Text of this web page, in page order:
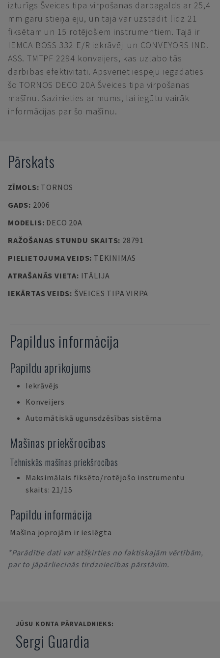
izturīgs Šveices tipa virpošanas darbagalds ar 25,4
mm garu stieņa eju, un tajā var uzstādīt līdz 21
fiksētam un 15 rotējošiem instrumentiem. Tajā ir
IEMCA BOSS 332 E/R iekrāvēji un CONVEYORS IND.
ASS. TMTPF 2294 konveijers, kas uzlabo tās
darbības efektivitāti. Apsveriet iespēju iegādāties
šo TORNOS DECO 20A Šveices tipa virpošanas
mašīnu. Sazinieties ar mums, lai iegūtu vairāk
informācijas par šo mašīnu.
Pārskats
ZĪMOLS: TORNOS
GADS: 2006
MODELIS: DECO 20A
RAŽOŠANAS STUNDU SKAITS: 28791
PIELIETOJUMA VEIDS: TEKINIMAS
ATRAŠANĀS VIETA: ITĀLIJA
IEKĀRTAS VEIDS: ŠVEICES TIPA VIRPA
Papildus informācija
Papildu aprīkojums
Iekrāvējs
Konveijers
Automātiskā ugunsdzēsības sistēma
Mašīnas priekšrocības
Tehniskās mašīnas priekšrocības
Maksimālais fiksēto/rotējošo instrumentu
skaits: 21/15
Papildu informācija
Mašīna joprojām ir ieslēgta
*Parādītie dati var atšķirties no faktiskajām vērtībām,
par to jāpārliecinās tirdzniecības pārstāvim.
JŪSU KONTA PĀRVALDNIEKS:
Sergi Guardia